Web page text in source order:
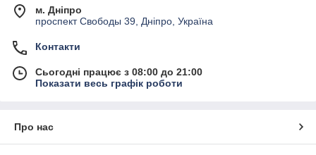
м. Дніпро
проспект Свободы 39, Дніпро, Україна
Контакти
Сьогодні працює з 08:00 до 21:00
Показати весь графік роботи
Про нас